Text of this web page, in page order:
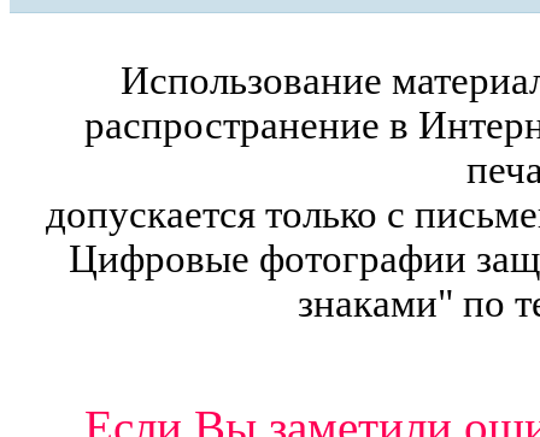
Использование
распространение в
допускается только с
Цифровые фотографии
знаками" по